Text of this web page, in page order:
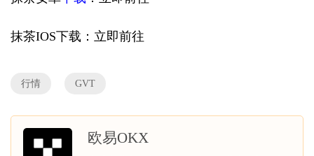
抹茶IOS下载：立即前往
行情 GVT
欧易OKX